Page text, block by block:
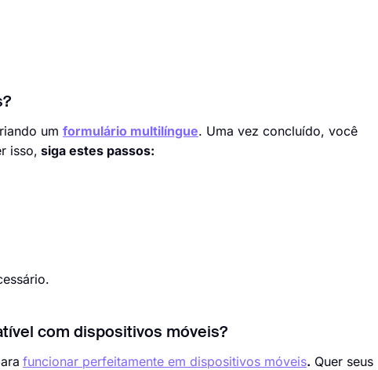
um formulário multilíngue. Uma vez concluído, você
isso, siga estes passos:
com dispositivos móveis?
funcionar perfeitamente em dispositivos móveis. Quer seus